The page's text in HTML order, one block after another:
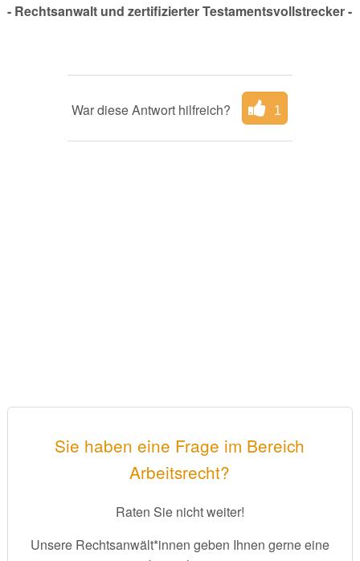
- Rechtsanwalt und zertifizierter Testamentsvollstrecker -
War diese Antwort hilfreich? 1
Sie haben eine Frage im Bereich
Arbeitsrecht?
Raten Sie nicht weiter!
Unsere Rechtsanwält*innen geben Ihnen gerne eine